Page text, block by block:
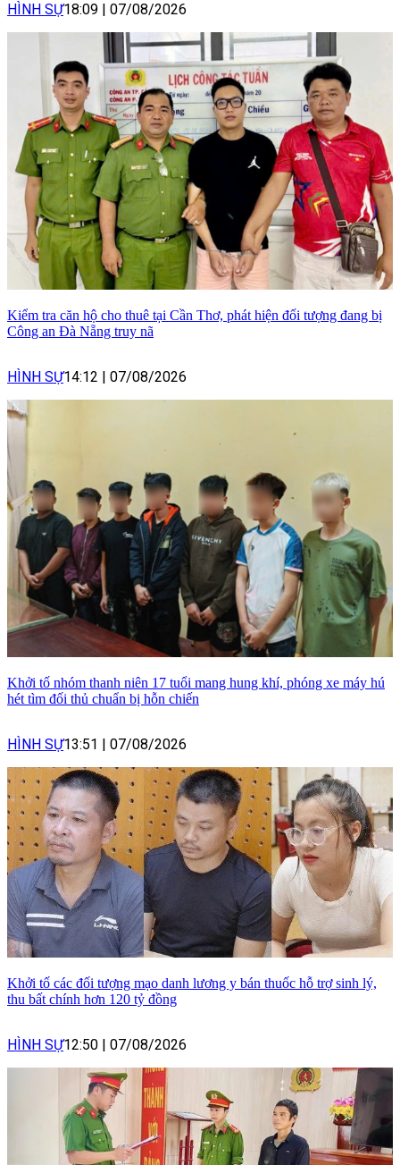
HÌNH SỰ18:09 | 07/08/2026
Kiểm tra căn hộ cho thuê tại Cần Thơ, phát hiện đối tượng đang bị
Công an Đà Nẵng truy nã
HÌNH SỰ14:12 | 07/08/2026
Khởi tố nhóm thanh niên 17 tuổi mang hung khí, phóng xe máy hú
hét tìm đối thủ chuẩn bị hỗn chiến
HÌNH SỰ13:51 | 07/08/2026
Khởi tố các đối tượng mạo danh lương y bán thuốc hỗ trợ sinh lý,
thu bất chính hơn 120 tỷ đồng
HÌNH SỰ12:50 | 07/08/2026